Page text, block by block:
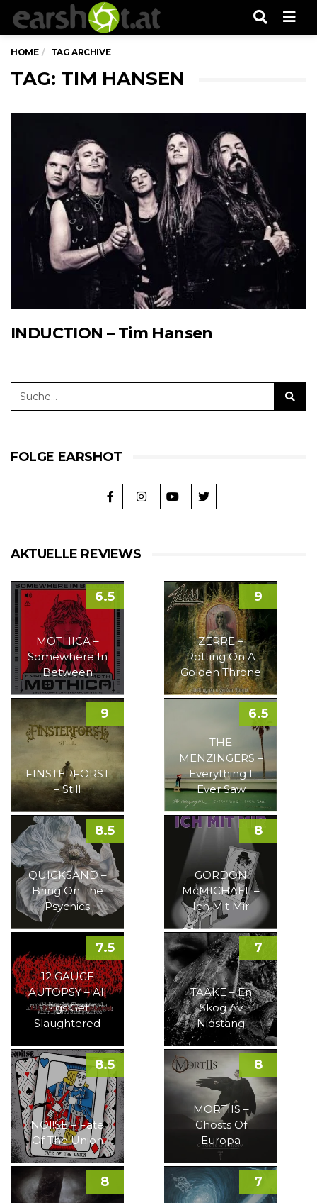
HOME TAG ARCHIVE
TAG: TIM HANSEN
INDUCTION – Tim Hansen
FOLGE EARSHOT
AKTUELLE REVIEWS
MOTHICA –
Somewhere In
Between
6.5
ZERRE –
Rotting On A
Golden Throne
9
FINSTERFORST
– Still
9
THE
MENZINGERS –
Everything I
Ever Saw
6.5
QUICKSAND –
Bring On The
Psychics
8.5
GORDON
McMICHAEL –
Ich Mit Mir
8
12 GAUGE
AUTOPSY – All
Pigs Get
Slaughtered
7.5
TAAKE – En
Skog Av
Nidstang
7
NOI!SE – Fate
Of The Union
8.5
MORTIIS –
Ghosts Of
Europa
8
8 7